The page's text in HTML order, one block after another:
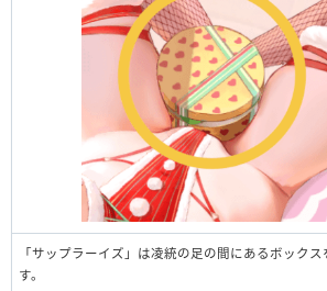
「サップラーイズ」は凌統の足の間にあるボック
す。